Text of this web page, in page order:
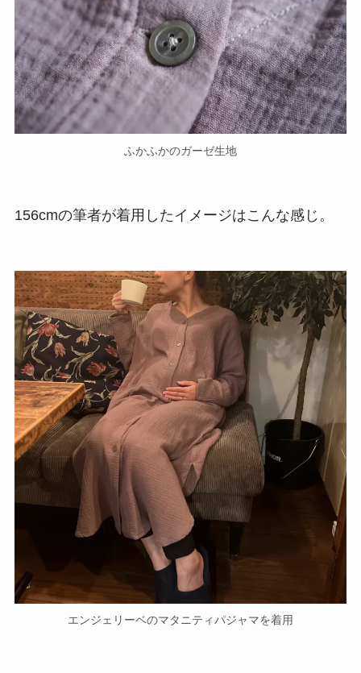
触り心地がよく、色味がかわいくて一軍のパジャ
マです。
ふかふかのガーゼ生地
156cmの筆者が着用したイメージはこんな感じ。